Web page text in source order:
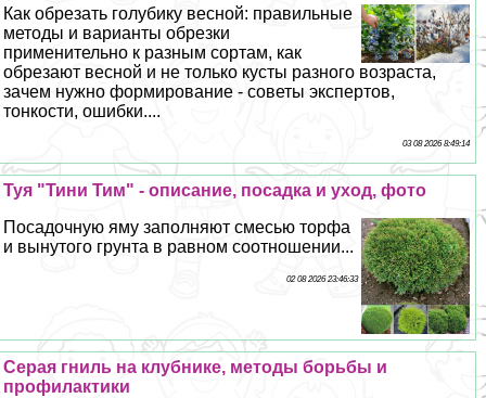
Как обрезать гoлyбику весной: правильные
методы и варианты обрезки
применительно к разным сортам, как
обрезают весной и не только кусты разного возраста,
зачем нужно формирование - советы экспертов,
тонкости, ошибки....
03 08 2026 8:49:14
Туя "Тини Тим" - описание, посадка и уход, фото
Посадочную яму заполняют смесью торфа
и вынутого грунта в равном соотношении...
02 08 2026 23:46:33
Серая гниль на клубнике, методы борьбы и
профилактики